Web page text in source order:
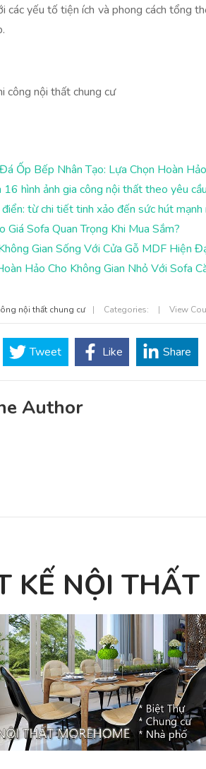
các yếu tố tiện ích và phong cách tổng
công nội thất chung cư
Ốp Bếp Nhân Tạo: Lựa Chọn Hoàn
16 hình ảnh gia công nội thất theo yêu
từ chi tiết tinh xảo đến sức hút mạnh
Giá Sofa Quan Trọng Khi Mua Sắm?
Gian Sống Với Cửa Gỗ MDF Hiện
Hảo Cho Không Gian Nhỏ Với Sofa
nội thất chung cư | Categories: | View
Tweet Like Share
Author
KẾ NỘI THẤT